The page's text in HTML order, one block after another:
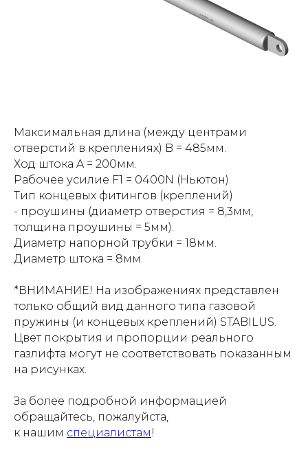
Максимальная длина (между центрами
отверстий в креплениях) B = 485мм.
Ход штока A = 200мм.
Рабочее усилие F1 = 0400N (Ньютон).
Тип концевых фитингов (креплений)
- проушины (диаметр отверстия = 8,3мм,
толщина проушины = 5мм).
Диаметр напорной трубки = 18мм.
Диаметр штока = 8мм.
*ВНИМАНИЕ! На изображениях представлен
только общий вид данного типа газовой
пружины (и концевых креплений) STABILUS.
Цвет покрытия и пропорции реального
газлифта могут не соответствовать показанным
на рисунках.
За более подробной информацией
обращайтесь, пожалуйста,
к нашим специалистам!